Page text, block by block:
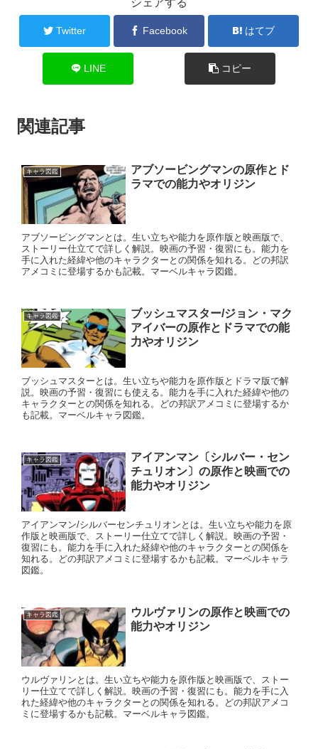
シェアする
Twitter Facebook はてブ
LINE コピー
関連記事
キャラ図鑑
アブソービングマンの原作とド
ラマでの能力やオリジン
アブソービングマンとは。生い立ちや能力を原作版と映画版で、
ストーリー仕立てで詳しく解説。映画の予習・復習にも。能力を
手に入れた経緯や他のキャラクターとの関係を知れる。どの邦訳
アメコミに登場するかも記載。マーベルキャラ図鑑。
キャラ図鑑
ブッシュマスター/ジョン・マク
アイバーの原作とドラマでの能
力やオリジン
ブッシュマスターとは。生い立ちや能力を原作版とドラマ版で解
説。映画の予習・復習にも使える。能力を手に入れた経緯や他の
キャラクターとの関係を知れる。どの邦訳アメコミに登場するか
も記載。マーベルキャラ図鑑。
キャラ図鑑
アイアンマン〔シルバー・セン
チュリオン〕の原作と映画での
能力やオリジン
アイアンマン/シルバーセンチュリオンとは。生い立ちや能力を原
作版と映画版で、ストーリー仕立てで詳しく解説。映画の予習・
復習にも。能力を手に入れた経緯や他のキャラクターとの関係を
知れる。どの邦訳アメコミに登場するかも記載。マーベルキャラ
図鑑。
キャラ図鑑
ウルヴァリンの原作と映画での
能力やオリジン
ウルヴァリンとは。生い立ちや能力を原作版と映画版で、ストー
リー仕立てで詳しく解説。映画の予習・復習にも。能力を手に入
れた経緯や他のキャラクターとの関係を知れる。どの邦訳アメコ
ミに登場するかも記載。マーベルキャラ図鑑。